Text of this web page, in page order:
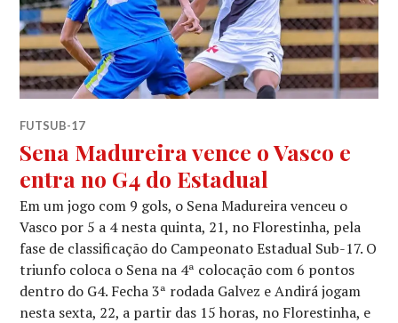
FUTSUB-17
Sena Madureira vence o Vasco e
entra no G4 do Estadual
Em um jogo com 9 gols, o Sena Madureira venceu o
Vasco por 5 a 4 nesta quinta, 21, no Florestinha, pela
fase de classificação do Campeonato Estadual Sub-17. O
triunfo coloca o Sena na 4ª colocação com 6 pontos
dentro do G4. Fecha 3ª rodada Galvez e Andirá jogam
nesta sexta, 22, a partir das 15 horas, no Florestinha, e